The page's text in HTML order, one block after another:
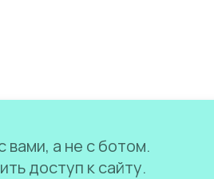
а не с ботом.
доступ к сайту.